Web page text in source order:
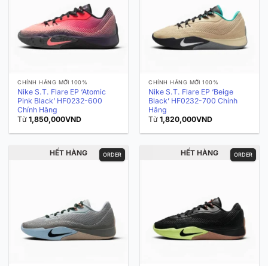
CHÍNH HÃNG MỚI 100%
Nike S.T. Flare EP ‘Atomic
Pink Black’ HF0232-600
Chính Hãng
Từ1,850,000VND
CHÍNH HÃNG MỚI 100%
Nike S.T. Flare EP ‘Beige
Black’ HF0232-700 Chính
Hãng
Từ1,820,000VND
ORDER
HẾT HÀNG ORDER
HẾT HÀNG